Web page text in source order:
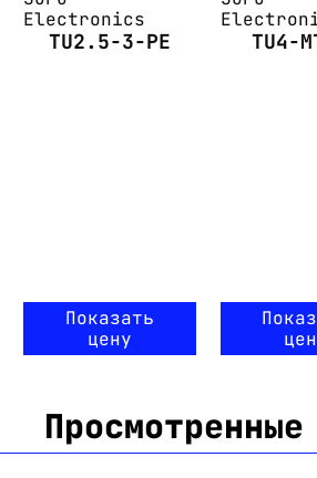
Electronics
TU2.5-3-PE
Показать
цену
TU4-